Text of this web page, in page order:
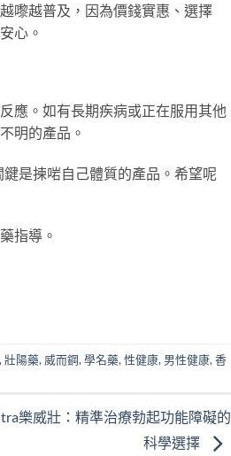
嚟越普及，因為價錢實惠、選擇
心。
應。如有長期疾病或正在服用其他
明的產品。
是揀啱自己體質的產品。希望呢
指導。
,壯陽藥, 威而鋼,學名藥,性健康, 男性健康,香
樂威壯：精準治療勃起功能障礙的
科學選擇